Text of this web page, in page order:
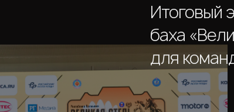
Итоговый
баха
для